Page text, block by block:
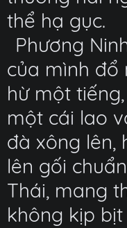
thể hạ gục.
Phương
của mình đổ
hừ một
một cái lao
đà xông lên,
lên gối
Thái, mang
không kịp